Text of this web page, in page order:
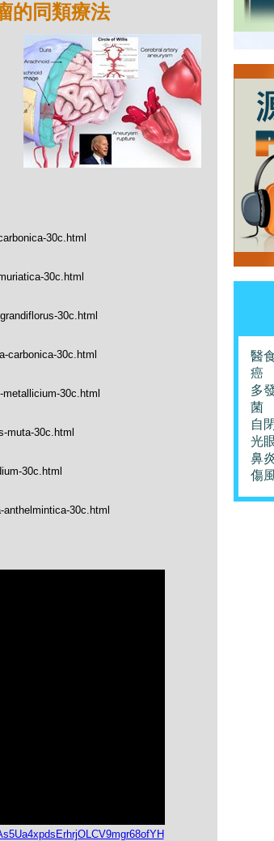
的同類療法
30c.html
30c.html
30c.html
carbonica-30c.html
30c.html
muta-30c.html
30c.html
30c.html
醫
癌
多
菌
自
光
鼻
傷